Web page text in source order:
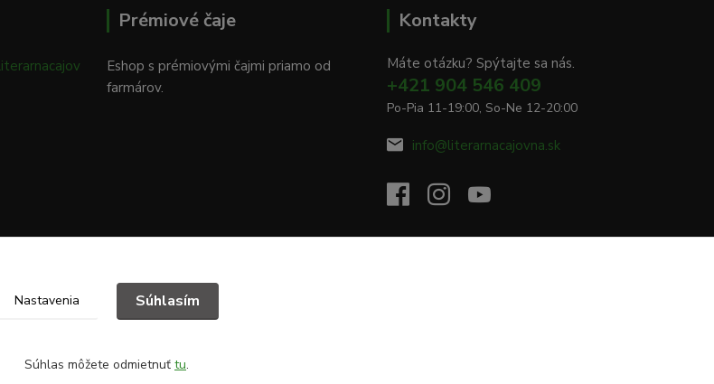
Prémiové čaje
Eshop s prémiovými čajmi priamo od
farmárov.
Kontakty
Máte otázku? Spýtajte sa nás.
+421 904 546 409
Po-Pia 11-19:00, So-Ne 12-20:00
info@literarnacajovna.sk
Nastavenia Súhlasím
Súhlas môžete odmietnuť tu.